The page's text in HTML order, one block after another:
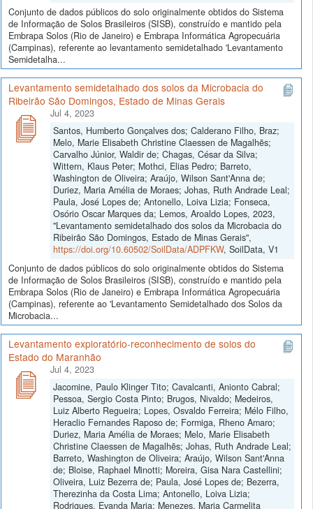
Conjunto de dados públicos do solo originalmente obtidos do Sistema
de Informação de Solos Brasileiros (SISB), construído e mantido pela
Embrapa Solos (Rio de Janeiro) e Embrapa Informática Agropecuária
(Campinas), referente ao levantamento semidetalhado 'Levantamento
Semidetalha...
Levantamento semidetalhado dos solos da Microbacia do
Ribeirão São Domingos, Estado de Minas Gerais
Jul 4, 2023
Santos, Humberto Gonçalves dos; Calderano Filho, Braz;
Melo, Marie Elisabeth Christine Claessen de Magalhẽs;
Carvalho Júnior, Waldir de; Chagas, César da Silva;
Wittern, Klaus Peter; Mothci, Elias Pedro; Barreto,
Washington de Oliveira; Araújo, Wilson Sant'Anna de;
Duriez, Maria Amélia de Moraes; Johas, Ruth Andrade Leal;
Paula, José Lopes de; Antonello, Loiva Lizia; Fonseca,
Osório Oscar Marques da; Lemos, Aroaldo Lopes, 2023,
"Levantamento semidetalhado dos solos da Microbacia do
Ribeirão São Domingos, Estado de Minas Gerais",
https://doi.org/10.60502/SoilData/ADPFKW, SoilData, V1
Conjunto de dados públicos do solo originalmente obtidos do Sistema
de Informação de Solos Brasileiros (SISB), construído e mantido pela
Embrapa Solos (Rio de Janeiro) e Embrapa Informática Agropecuária
(Campinas), referente ao 'Levantamento Semidetalhado dos Solos da
Microbacia...
Levantamento exploratório-reconhecimento de solos do
Estado do Maranhão
Jul 4, 2023
Jacomine, Paulo Klinger Tito; Cavalcanti, Anionto Cabral;
Pessoa, Sergio Costa Pinto; Brugos, Nivaldo; Medeiros,
Luiz Alberto Regueira; Lopes, Osvaldo Ferreira; Mélo Filho,
Heraclio Fernandes Raposo de; Formiga, Rheno Amaro;
Duriez, Maria Amélia de Moraes; Melo, Marie Elisabeth
Christine Claessen de Magalhẽs; Johas, Ruth Andrade Leal;
Barreto, Washington de Oliveira; Araújo, Wilson Sant'Anna
de; Bloise, Raphael Minotti; Moreira, Gisa Nara Castellini;
Oliveira, Luiz Bezerra de; Paula, José Lopes de; Bezerra,
Therezinha da Costa Lima; Antonello, Loiva Lizia;
Rodrigues, Evanda Maria; Menezes, Maria Carmelita